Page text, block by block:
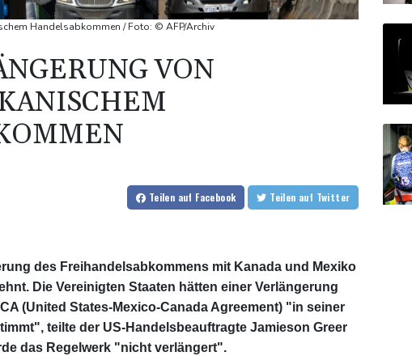
Handelsabkommen / Foto: © AFP/Archiv
VON
Teilen auf Facebook Teilen auf Twitter
des Freihandelsabkommens mit Kanada und Mexiko
Die Vereinigten Staaten hätten einer Verlängerung
(United States-Mexico-Canada Agreement) "in seiner
teilte der US-Handelsbeauftragte Jamieson Greer
das Regelwerk "nicht verlängert".